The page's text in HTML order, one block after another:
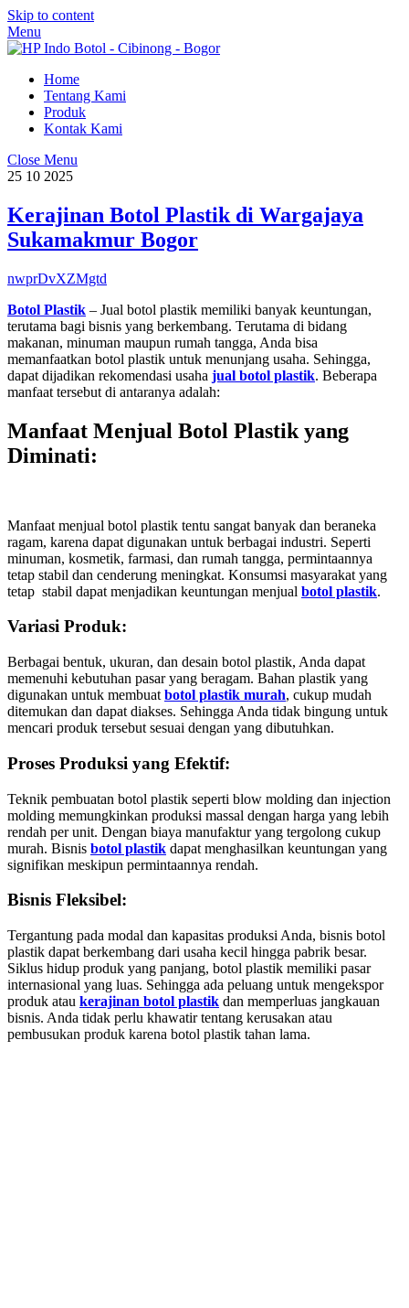
Skip to content
Menu
Home
Tentang Kami
Produk
Kontak Kami
Close Menu
25 10 2025
Kerajinan Botol Plastik di Wargajaya
Sukamakmur Bogor
nwprDvXZMgtd
Botol Plastik – Jual botol plastik memiliki banyak keuntungan,
terutama bagi bisnis yang berkembang. Terutama di bidang
makanan, minuman maupun rumah tangga, Anda bisa
memanfaatkan botol plastik untuk menunjang usaha. Sehingga,
dapat dijadikan rekomendasi usaha jual botol plastik. Beberapa
manfaat tersebut di antaranya adalah:
Manfaat Menjual Botol Plastik yang
Diminati:
Manfaat menjual botol plastik tentu sangat banyak dan beraneka
ragam, karena dapat digunakan untuk berbagai industri. Seperti
minuman, kosmetik, farmasi, dan rumah tangga, permintaannya
tetap stabil dan cenderung meningkat. Konsumsi masyarakat yang
tetap stabil dapat menjadikan keuntungan menjual botol plastik.
Variasi Produk:
Berbagai bentuk, ukuran, dan desain botol plastik, Anda dapat
memenuhi kebutuhan pasar yang beragam. Bahan plastik yang
digunakan untuk membuat botol plastik murah, cukup mudah
ditemukan dan dapat diakses. Sehingga Anda tidak bingung untuk
mencari produk tersebut sesuai dengan yang dibutuhkan.
Proses Produksi yang Efektif:
Teknik pembuatan botol plastik seperti blow molding dan injection
molding memungkinkan produksi massal dengan harga yang lebih
rendah per unit. Dengan biaya manufaktur yang tergolong cukup
murah. Bisnis botol plastik dapat menghasilkan keuntungan yang
signifikan meskipun permintaannya rendah.
Bisnis Fleksibel:
Tergantung pada modal dan kapasitas produksi Anda, bisnis botol
plastik dapat berkembang dari usaha kecil hingga pabrik besar.
Siklus hidup produk yang panjang, botol plastik memiliki pasar
internasional yang luas. Sehingga ada peluang untuk mengekspor
produk atau kerajinan botol plastik dan memperluas jangkauan
bisnis. Anda tidak perlu khawatir tentang kerusakan atau
pembusukan produk karena botol plastik tahan lama.